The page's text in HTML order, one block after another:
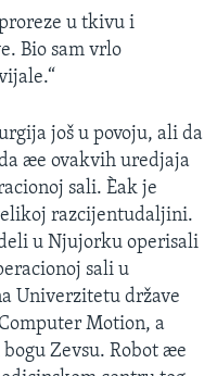
u tkivu i
Bio sam vrlo
još u povoju, ali da
æe ovakvih uredjaja
sali. Èak je
razcijentudaljini.
u Njujorku operisali
sali u
Univerzitetu države
Motion, a
Zevsu. Robot æe